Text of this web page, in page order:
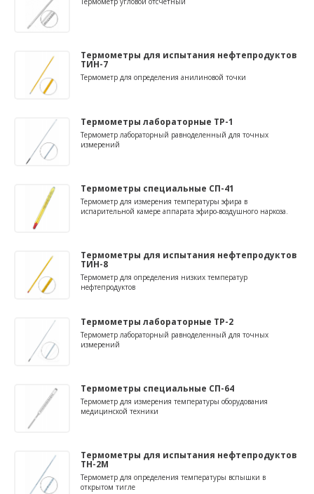
Термометры для испытания нефтепродуктов
ТИН-7
Термометр для определения анилиновой точки
Термометры лабораторные ТР-1
Термометр лабораторный равноделенный для точных
измерений
Термометры специальные СП-41
Термометр для измерения температуры эфира в
испарительной камере аппарата эфиро-воздушного наркоза.
Термометры для испытания нефтепродуктов
ТИН-8
Термометр для определения низких температур
нефтепродуктов
Термометры лабораторные ТР-2
Термометр лабораторный равноделенный для точных
измерений
Термометры специальные СП-64
Термометр для измерения температуры оборудования
медицинской техники
Термометры для испытания нефтепродуктов
ТН-2М
Термометр для определения температуры вспышки в
открытом тигле